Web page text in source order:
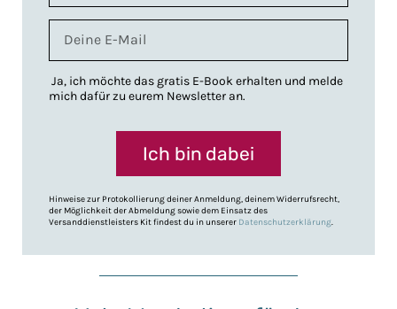
Ja, ich möchte das gratis E-Book erhalten und melde
mich dafür zu eurem Newsletter an.
Ich bin dabei
Hinweise zur Protokollierung deiner Anmeldung, deinem Widerrufsrecht,
der Möglichkeit der Abmeldung sowie dem Einsatz des
Versanddienstleisters Kit findest du in unserer Datenschutzerklärung.